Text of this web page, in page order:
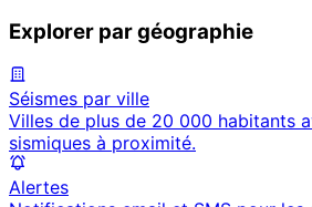
Explorer par géographie
Séismes par ville
Villes de plus de 20 000 habitants
sismiques à proximité.
Alertes